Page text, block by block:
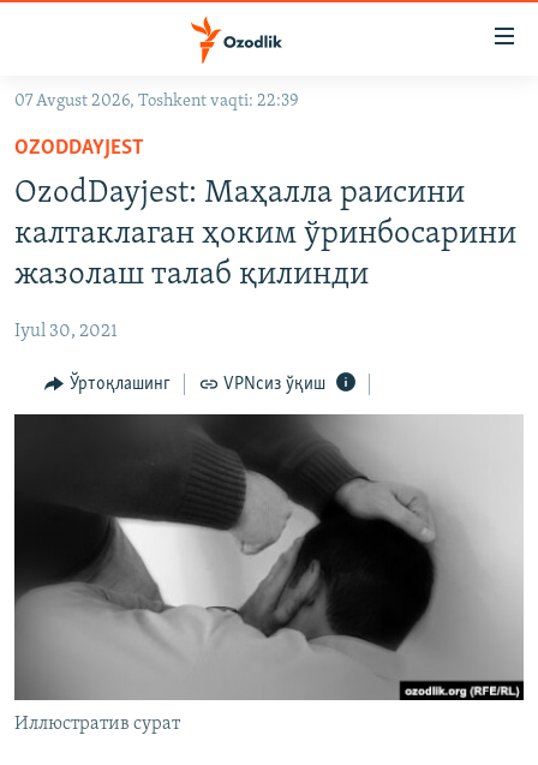
Асосий
навигацияга
ўтинг
Қидиришга
ўтинг
OZODVIDEO
OZODARXIV
На русском
ИЖТИМОИЙ ТАРМОҚЛАР
Озодлик бошқа тилларда
07 Avgust 2026, Toshkent vaqti: 22:39
OZODDAYJEST
OzodDayjest: Маҳалла раисини
калтаклаган ҳоким ўринбосарини
жазолаш талаб қилинди
Iyul 30, 2021
Ўртоқлашинг VPNсиз ўқиш
Иллюстратив сурат